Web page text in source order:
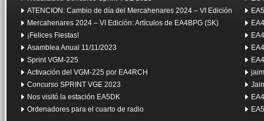
ATENCION: Cambio de día del Mercahenares 2024 – VI Edición
Mercahenares 2024 – VI Edición: Artículos de EA4BPG (SK)
¡Felices Fiestas!
Asamblea Anual 11/11/2023
Sprint VGM-225
Activación del VGM-225 por EA4RCH
Concurso SPRINT VGE 2023
Nos visitó la estación EA5DK
Ordenadores para el cuarto de radio